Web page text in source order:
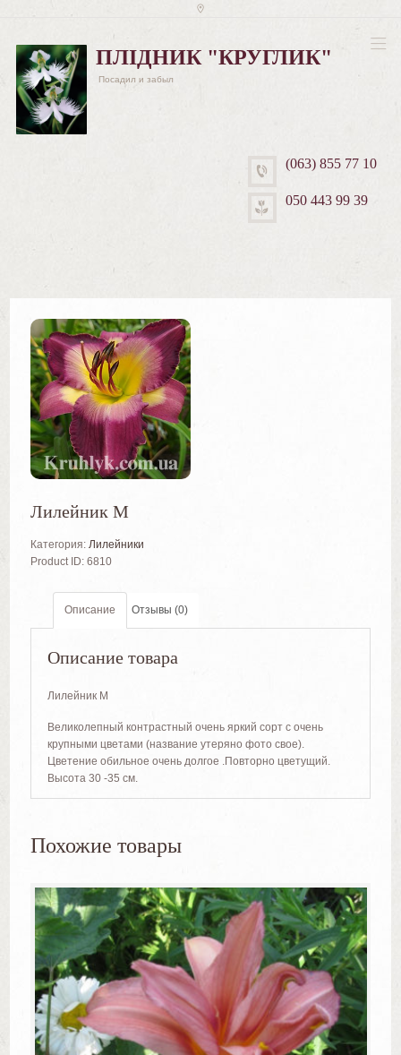
ПЛІДНИК "КРУГЛИК"
Посадил и забыл
(063) 855 77 10
050 443 99 39
Лилейник М
Категория: Лилейники
Product ID: 6810
Описание Отзывы (0)
Описание товара
Лилейник М
Великолепный контрастный очень яркий сорт с очень
крупными цветами (название утеряно фото свое).
Цветение обильное очень долгое .Повторно цветущий.
Высота 30 -35 см.
Похожие товары